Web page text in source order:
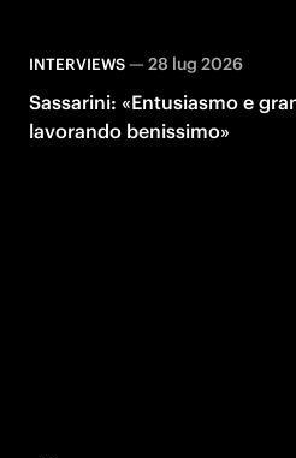
INTERVIEWS— 28 lug 2026
Sassarini: «Entusiasmo e
lavorando benissimo»